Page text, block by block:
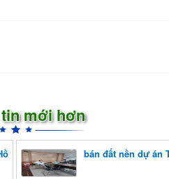
mới hơn
bán đất nền dự án